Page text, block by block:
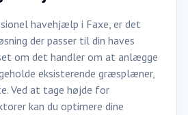
havehjælp i Faxe, er det
der passer til din haves
om det handler om at anlægge
eksisterende græsplæner,
Ved at tage højde for
kan du optimere dine